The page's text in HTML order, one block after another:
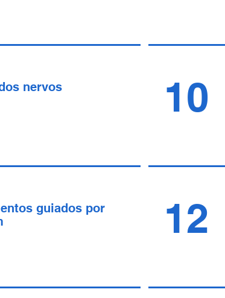
nervos
guiados por
10
12